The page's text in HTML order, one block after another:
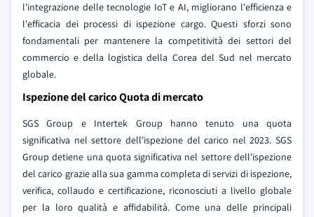
l'integrazione delle tecnologie IoT e AI, migliorano l'efficienza e
l'efficacia dei processi di ispezione cargo. Questi sforzi sono
fondamentali per mantenere la competitività dei settori del
commercio e della logistica della Corea del Sud nel mercato
globale.
Ispezione del carico Quota di mercato
SGS Group e Intertek Group hanno tenuto una quota
significativa nel settore dell'ispezione del carico nel 2023. SGS
Group detiene una quota significativa nel settore dell'ispezione
del carico grazie alla sua gamma completa di servizi di ispezione,
verifica, collaudo e certificazione, riconosciuti a livello globale
per la loro qualità e affidabilità. Come una delle principali